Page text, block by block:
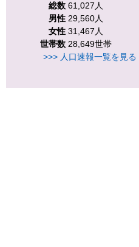
総数 61,027人
男性 29,560人
女性 31,467人
世帯数 28,649世帯
>>> 人口速報一覧を見る